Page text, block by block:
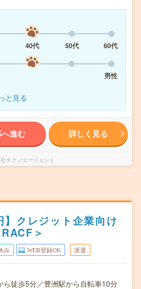
40代 50代
60代
男性
と見る
へ進む 詳しく見る
テクノエージェント
】クレジット企業向け
＞
み WEB登録OK 派遣
ら徒歩5分／豊洲駅から自転車10分